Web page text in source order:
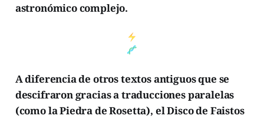
astronómico complejo.
A diferencia de otros textos antiguos que se
descifraron gracias a traducciones paralelas
(como la Piedra de Rosetta), el Disco de Faistos